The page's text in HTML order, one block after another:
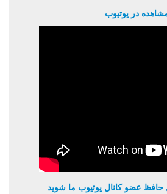
در یوتیوب
حافظ عضو کانال یوتیوب ما شوید